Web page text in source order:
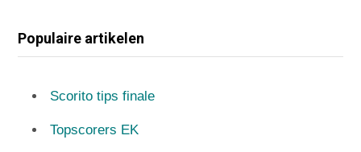
Populaire artikelen
Scorito tips finale
Topscorers EK